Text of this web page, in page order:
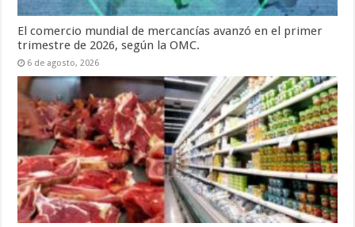
El comercio mundial de mercancías avanzó en el primer
trimestre de 2026, según la OMC.
6 de agosto, 2026